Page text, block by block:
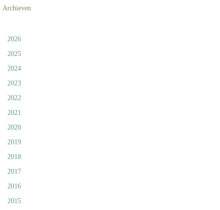
Archieven
2026
2025
2024
2023
2022
2021
2020
2019
2018
2017
2016
2015